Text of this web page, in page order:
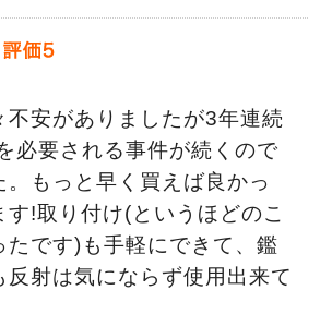
不安がありましたが3年連続
必要される事件が続くので
。もっと早く買えば良かっ
!取り付け(というほどのこ
たです)も手軽にできて、鑑
反射は気にならず使用出来て